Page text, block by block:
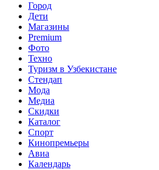
Город
Дети
Магазины
Premium
Фото
Техно
Туризм в Узбекистане
Стендап
Мода
Медиа
Скидки
Каталог
Спорт
Кинопремьеры
Авиа
Календарь